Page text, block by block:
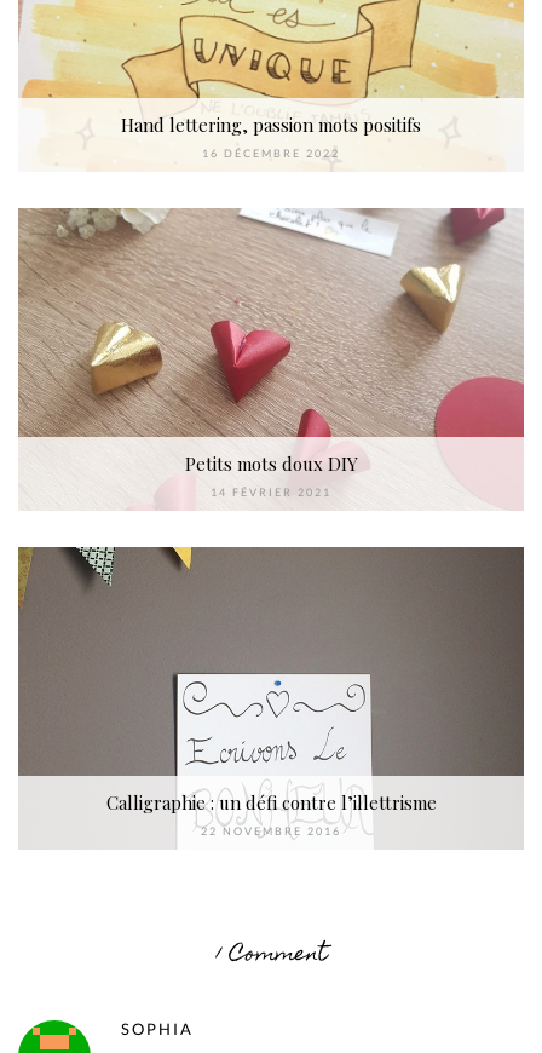
Hand lettering, passion mots positifs
16 DÉCEMBRE 2022
Petits mots doux DIY
14 FÉVRIER 2021
Calligraphie : un défi contre l’illettrisme
22 NOVEMBRE 2016
1 Comment
SOPHIA